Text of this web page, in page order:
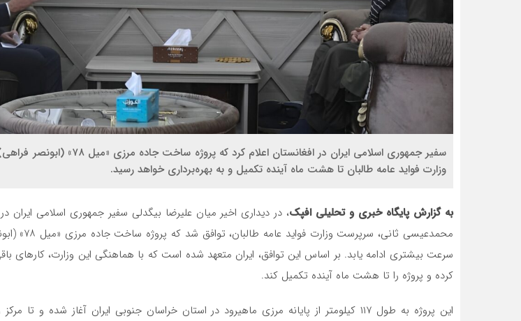
سفیر جمهوری اسلامی ایران در افغانستان اعلام کرد که پروژه
وزارت فواید عامه طالبان تا هشت ماه آینده تکمیل و به بهره‌برداری خواهد رسید.
به گزارش پایگاه خبری و تحلیلی افپک، در دیداری اخیر میان علیرضا بیگدلی سفیر جمهوری اسلامی ایران
محمدعیسی ثانی، سرپرست
سرعت بیشتری ادامه یابد. بر اساس این توافق، ایران متعهد شده است که با هماهنگی این وزارت، کارهای
کرده و پروژه را تا هشت ماه آینده تکمیل کند.
این پروژه به طول ۱۱۷ کیلومتر از پایانه مرزی ماهیرود در استان خراسان جنوبی ایران آغاز شده و تا